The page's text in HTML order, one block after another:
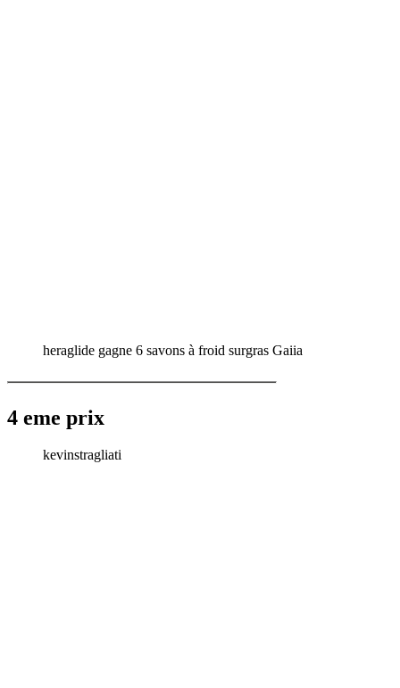
heraglide gagne 6 savons à froid surgras Gaiia
4 eme prix
kevinstragliati